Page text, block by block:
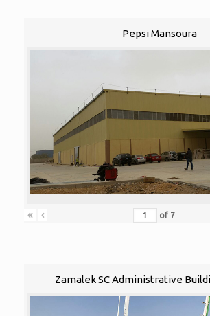
Pepsi Mansoura
« ‹ of 7
Zamalek SC Administrative